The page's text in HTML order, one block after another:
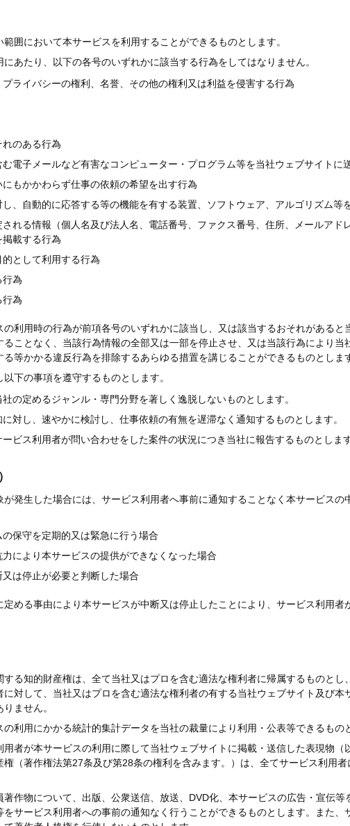
囲において本サービスを利用することができるものとします。
あたり、以下の各号のいずれかに該当する行為をしてはなりません。
ライバシーの権利、名誉、その他の権利又は利益を侵害する行為
のある行為
電子メールなど有害なコンピューター・プログラム等を当社ウェブサイトに
もかかわらず仕事の依頼の希望を出す行為
、自動的に応答する等の機能を有する装置、ソフトウェア、アルゴリズム等
れる情報（個人名及び法人名、電話番号、ファクス番号、住所、メールアド
載する行為
として利用する行為
行為
行為
利用時の行為が前項各号のいずれかに該当し、又は該当するおそれがあると
ことなく、当該行為情報の全部又は一部を停止させ、又は当該行為により当
等かかる違反行為を排除するあらゆる措置を講じることができるものとしま
下の事項を遵守するものとします。
の定めるジャンル・専門分野を著しく逸脱しないものとします。
対し、速やかに検討し、仕事依頼の有無を遅滞なく通知するものとします。
ビス利用者が問い合わせをした案件の状況につき当社に報告するものとします
発生した場合には、サービス利用者へ事前に通知することなく本サービスの
保守を定期的又は緊急に行う場合
により本サービスの提供ができなくなった場合
は停止が必要と判断した場合
める事由により本サービスが中断又は停止したことにより、サービス利用者
る知的財産権は、全て当社又はプロを含む適法な権利者に帰属するものとし
対して、当社又はプロを含む適法な権利者の有する当社ウェブサイト及び本
ません。
利用にかかる統計的集計データを当社の裁量により利用・公表等できるもの
者が本サービスの利用に際して当社ウェブサイトに掲載・送信した表現物（
（著作権法第27条及び第28条の権利を含みます。）は、全てサービス利用者
作物について、出版、公衆送信、放送、DVD化、本サービスの広告・宣伝等
サービス利用者への事前の通知なく行うことができるものとします。また、